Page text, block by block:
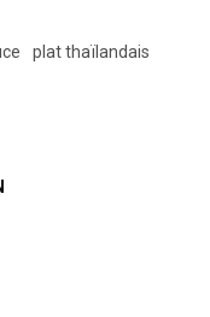
plat thaïlandais